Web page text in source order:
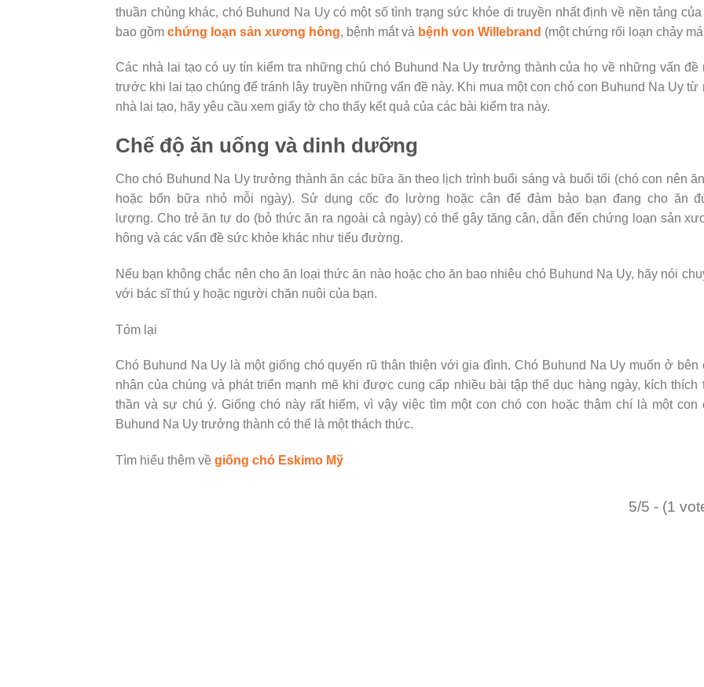
thuần chủng khác, chó Buhund Na Uy có một số tình trạng sức khỏe di truyền nhất định về nền tảng của
bao gồm chứng loạn sản xương hông, bệnh mắt và bệnh von Willebrand (một chứng rối loạn chảy
Các nhà lai tạo có uy tín kiểm tra những chú chó Buhund Na Uy trưởng thành của họ về những vấn đề
trước khi lai tạo chúng để tránh lây truyền những vấn đề này. Khi mua một con chó con Buhund Na Uy từ
nhà lai tạo, hãy yêu cầu xem giấy tờ cho thấy kết quả của các bài kiểm tra này.
Chế độ ăn uống và dinh dưỡng
Cho chó Buhund Na Uy trưởng thành ăn các bữa ăn theo lịch trình buổi sáng và buổi tối (chó con nên
hoặc bốn bữa nhỏ mỗi ngày). Sử dụng cốc đo lường hoặc cân để đảm bảo bạn đang cho ăn
lượng. Cho trẻ ăn tự do (bỏ thức ăn ra ngoài cả ngày) có thể gây tăng cân, dẫn đến chứng loạn sản
hông và các vấn đề sức khỏe khác như tiểu đường.
Nếu bạn không chắc nên cho ăn loại thức ăn nào hoặc cho ăn bao nhiêu chó Buhund Na Uy, hãy nói
với bác sĩ thú y hoặc người chăn nuôi của bạn.
Tóm lại
Chó Buhund Na Uy là một giống chó quyến rũ thân thiện với gia đình. Chó Buhund Na Uy muốn ở bên
nhân của chúng và phát triển mạnh mẽ khi được cung cấp nhiều bài tập thể dục hàng ngày, kích thích
thần và sự chú ý. Giống chó này rất hiếm, vì vậy việc tìm một con chó con hoặc thậm chí là một con
Buhund Na Uy trưởng thành có thể là một thách thức.
Tìm hiểu thêm về giống chó Eskimo Mỹ
5/5 - (1